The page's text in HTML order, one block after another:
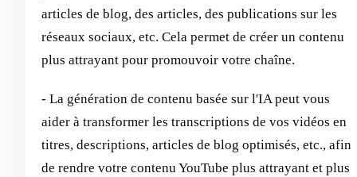
articles de blog, des articles, des publications sur les
réseaux sociaux, etc. Cela permet de créer un contenu
plus attrayant pour promouvoir votre chaîne.
- La génération de contenu basée sur l'IA peut vous
aider à transformer les transcriptions de vos vidéos en
titres, descriptions, articles de blog optimisés, etc., afin
de rendre votre contenu YouTube plus attrayant et plus